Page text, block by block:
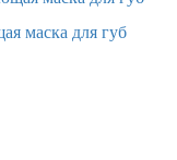
маска для губ